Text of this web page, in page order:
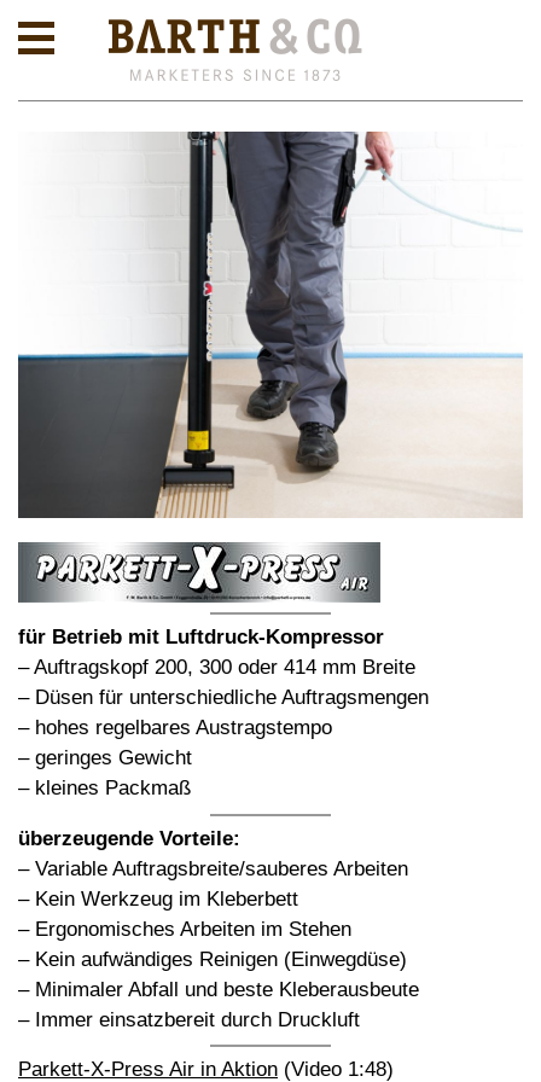
für Betrieb mit Luftdruck-Kompressor
– Auftragskopf 200, 300 oder 414 mm Breite
– Düsen für unterschiedliche Auftragsmengen
– hohes regelbares Austragstempo
– geringes Gewicht
– kleines Packmaß
überzeugende Vorteile:
– Variable Auftragsbreite/sauberes Arbeiten
– Kein Werkzeug im Kleberbett
– Ergonomisches Arbeiten im Stehen
– Kein aufwändiges Reinigen (Einwegdüse)
– Minimaler Abfall und beste Kleberausbeute
– Immer einsatzbereit durch Druckluft
Parkett-X-Press Air in Aktion (Video 1:48)